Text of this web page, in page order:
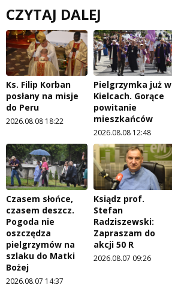
CZYTAJ DALEJ
Ks. Filip Korban
posłany na misje
do Peru
2026.08.08 18:22
Pielgrzymka już w
Kielcach. Gorące
powitanie
mieszkańców
2026.08.08 12:48
Czasem słońce,
czasem deszcz.
Pogoda nie
oszczędza
pielgrzymów na
szlaku do Matki
Bożej
2026.08.07 14:37
Ksiądz prof.
Stefan
Radziszewski:
Zapraszam do
akcji 50 R
2026.08.07 09:26